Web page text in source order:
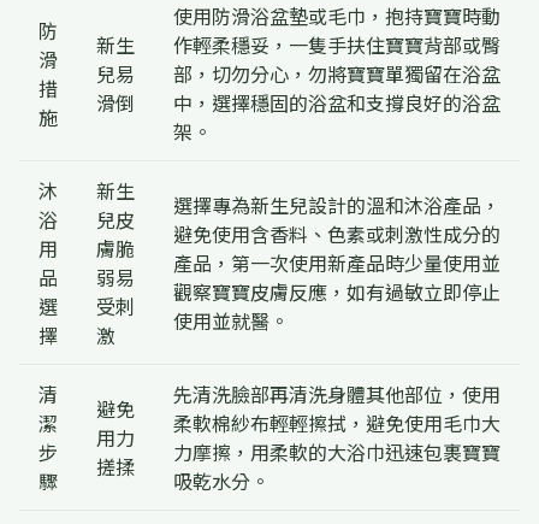
防
滑
措
施
新生
兒易
滑倒
使用防滑浴盆墊或毛巾，抱持寶寶時動
作輕柔穩妥，一隻手扶住寶寶背部或臀
部，切勿分心，勿將寶寶單獨留在浴盆
中，選擇穩固的浴盆和支撐良好的浴盆
架。
沐
浴
用
品
選
擇
新生
兒皮
膚脆
弱易
受刺
激
選擇專為新生兒設計的溫和沐浴產品，
避免使用含香料、色素或刺激性成分的
產品，第一次使用新產品時少量使用並
觀察寶寶皮膚反應，如有過敏立即停止
使用並就醫。
清
潔
步
驟
避免
用力
搓揉
先清洗臉部再清洗身體其他部位，使用
柔軟棉紗布輕輕擦拭，避免使用毛巾大
力摩擦，用柔軟的大浴巾迅速包裹寶寶
吸乾水分。